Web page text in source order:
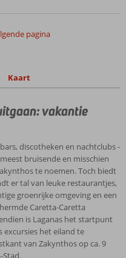
pagina
Kaart
vakantie
discotheken en nachtclubs -
bruisende en misschien
te noemen. Toch biedt
er tal van leuke restaurantjes,
groenrijke omgeving en een
Caretta-Caretta
is Laganas het startpunt
het eiland te
van Zakynthos op ca. 9
Stad.